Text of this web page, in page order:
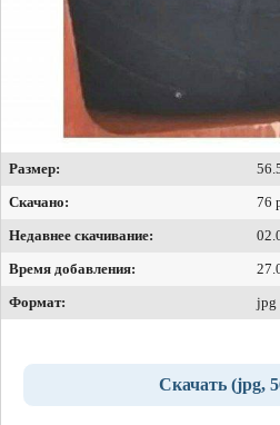
Размер:
Скачано:
76
Недавнее скачивание:
Время добавления:
Формат:
jpg
Скачать (jpg,